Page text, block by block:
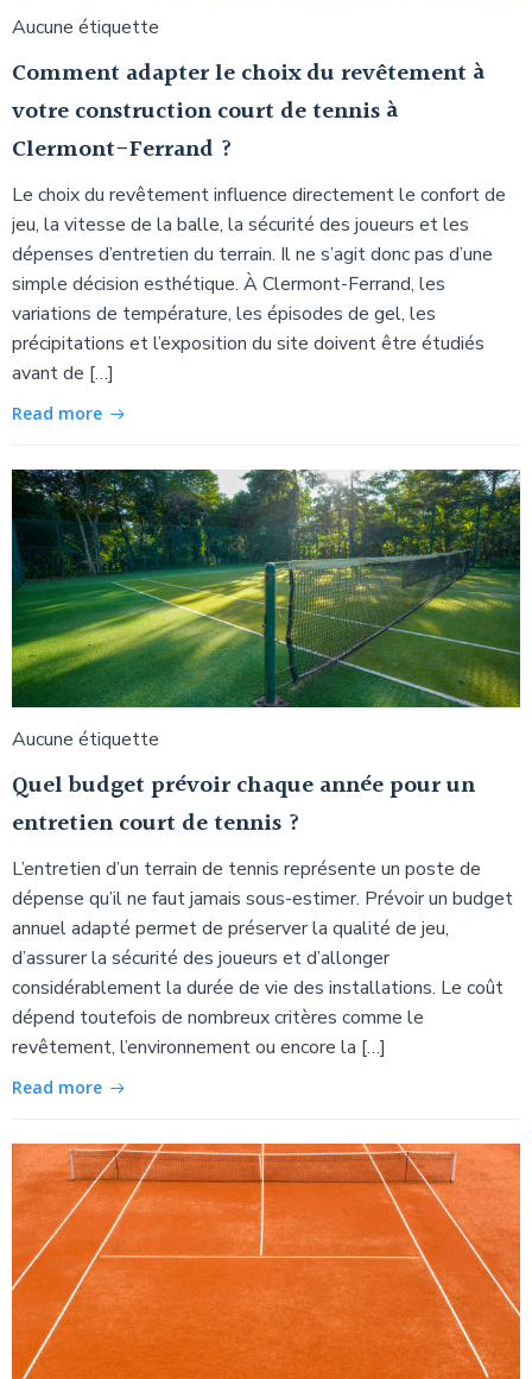
Aucune étiquette
Comment adapter le choix du revêtement à
votre construction court de tennis à
Clermont-Ferrand ?
Le choix du revêtement influence directement le confort de
jeu, la vitesse de la balle, la sécurité des joueurs et les
dépenses d’entretien du terrain. Il ne s’agit donc pas d’une
simple décision esthétique. À Clermont-Ferrand, les
variations de température, les épisodes de gel, les
précipitations et l’exposition du site doivent être étudiés
avant de […]
Read more
Aucune étiquette
Quel budget prévoir chaque année pour un
entretien court de tennis ?
L’entretien d’un terrain de tennis représente un poste de
dépense qu’il ne faut jamais sous-estimer. Prévoir un budget
annuel adapté permet de préserver la qualité de jeu,
d’assurer la sécurité des joueurs et d’allonger
considérablement la durée de vie des installations. Le coût
dépend toutefois de nombreux critères comme le
revêtement, l’environnement ou encore la […]
Read more